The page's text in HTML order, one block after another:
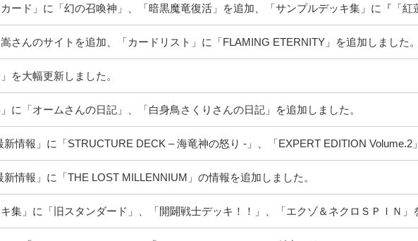
カード」に「幻の召喚神」、「暗黒魔竜復活」を追加、「サンプルデッキ集」に『「
嵩さんのサイトを追加、「カードリスト」に「FLAMING ETERNITY」を追加しました
を大幅更新しました。
」に「オームさんの日記」、「白身鳥さくりさんの日記」を追加しました。
新情報」に「STRUCTURE DECK – 海竜神の怒り -」、「EXPERT EDITION
新情報」に「THE LOST MILLENNIUM」の情報を追加しました。
キ集」に「旧スタンダード」、「開闢戦士デッキ！！」、「エクゾ＆ネクロＳＰＩＮ」